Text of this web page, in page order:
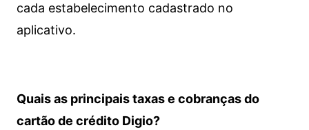
cada estabelecimento cadastrado no
aplicativo.
Quais as principais taxas e cobranças do
cartão de crédito Digio?